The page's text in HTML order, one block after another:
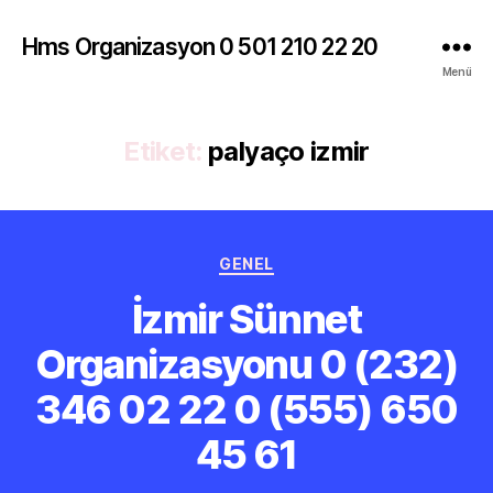
Hms Organizasyon 0 501 210 22 20
Menü
Etiket: palyaço izmir
Kategoriler
GENEL
İzmir Sünnet
Organizasyonu 0 (232)
346 02 22 0 (555) 650
45 61